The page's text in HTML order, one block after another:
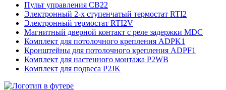
Пульт управления CB22
Электронный 2-х ступенчатый термостат RTI2
Электронный термостат RTI2V
Магнитный дверной контакт с реле задержки MDC
Комплект для потолочного крепления ADPK1
Кронштейны для потолочного крепления ADPF1
Комплект для настенного монтажа P2WB
Комплект для подвеса P2JK